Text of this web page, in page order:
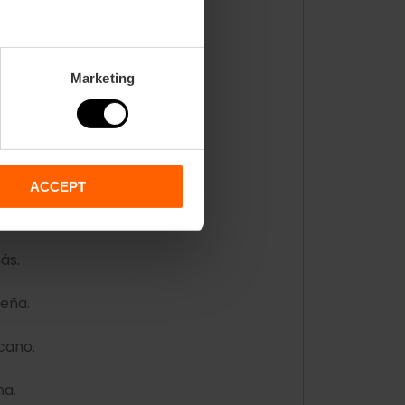
Marketing
ACCEPT